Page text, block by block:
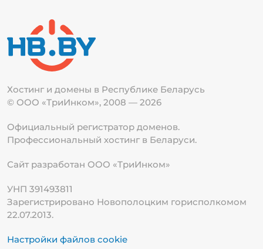
Хостинг и домены в Республике Беларусь
© ООО «ТриИнком», 2008 — 2026
Официальный регистратор доменов.
Профессиональный хостинг в Беларуси.
Сайт разработан ООО «ТриИнком»
УНП 391493811
Зарегистрировано Новополоцким горисполкомом
22.07.2013.
Настройки файлов cookie